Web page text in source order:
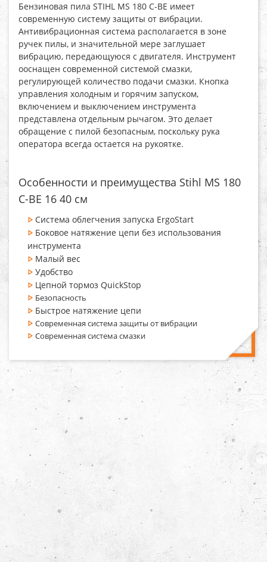
Бензиновая пила STIHL MS 180 C-BE имеет
современную систему защиты от вибрации.
Антивибрационная система располагается в зоне
ручек пилы, и значительной мере заглушает
вибрацию, передающуюся с двигателя. Инструмент
ооснащен современной системой смазки,
регулирующей количество подачи смазки. Кнопка
управления холодным и горячим запуском,
включением и выключением инструмента
представлена отдельным рычагом. Это делает
обращение с пилой безопасным, поскольку рука
оператора всегда остается на рукоятке.
Особенности и преимущества Stihl MS 180
C-BE 16 40 см
Система облегчения запуска ErgoStart
Боковое натяжение цепи без использования
инструмента
Малый вес
Удобство
Цепной тормоз QuickStop
Безопасность
Быстрое натяжение цепи
Современная система защиты от вибрации
Современная система смазки